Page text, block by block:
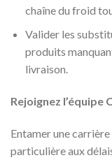
chaîne du froid
Valider les
produits
livraison.
Rejoignez l’équipe
Entamer une
particulière aux